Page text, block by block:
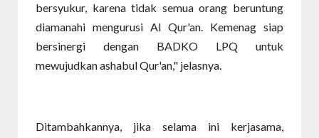
bersyukur, karena tidak semua orang beruntung
diamanahi mengurusi Al Qur'an. Kemenag siap
bersinergi dengan BADKO LPQ untuk
mewujudkan ashabul Qur'an," jelasnya.
Ditambahkannya, jika selama ini kerjasama,